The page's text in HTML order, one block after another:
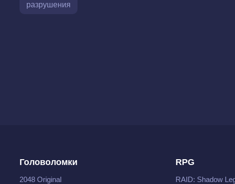
разрушения
Головоломки
2048 Original
RPG
RAID: Shadow